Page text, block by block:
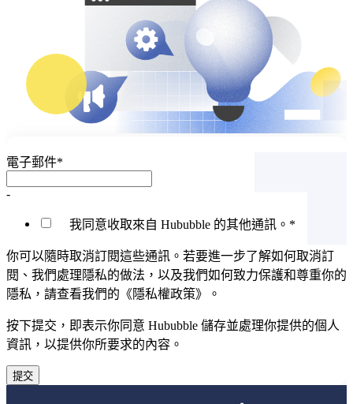
電子郵件*
-
我同意收取來自 Hububble 的其他通訊。 *
你可以隨時取消訂閱這些通訊。若要進一步了解如何取消訂
閱、我們處理隱私的做法，以及我們如何致力保護和尊重你的
隱私，請查看我們的《隱私權政策》。
按下提交，即表示你同意 Hububble 儲存並處理你提供的個人
資訊，以提供你所要求的內容。